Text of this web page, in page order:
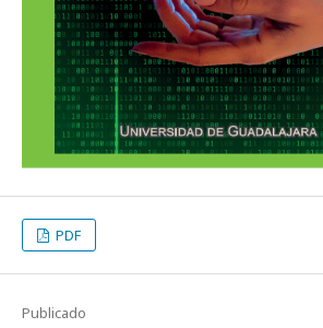
PDF
Publicado